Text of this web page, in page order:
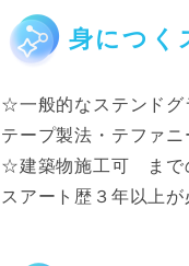
身につく
☆一般的なステンドグ
テープ製法・テファニ
☆建築物施工可 まで
スアート歴３年以上が